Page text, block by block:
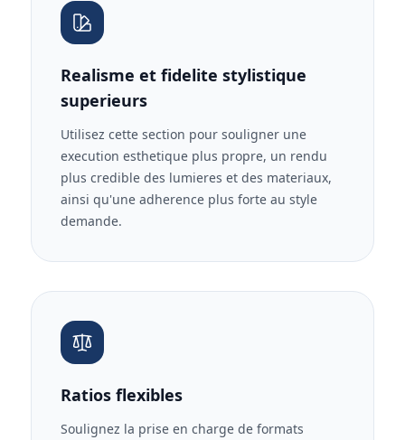
Realisme et fidelite stylistique
superieurs
Utilisez cette section pour souligner une
execution esthetique plus propre, un rendu
plus credible des lumieres et des materiaux,
ainsi qu'une adherence plus forte au style
demande.
Ratios flexibles
Soulignez la prise en charge de formats